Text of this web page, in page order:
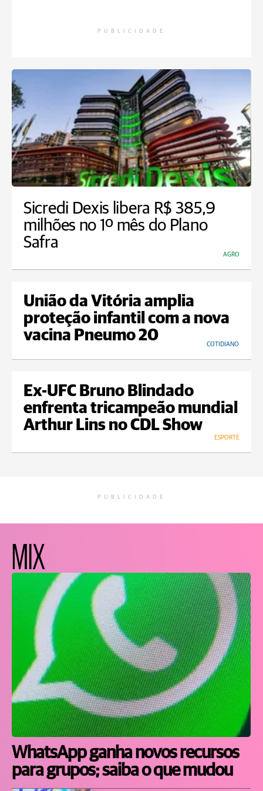
PUBLICIDADE
Sicredi Dexis libera R$ 385,9
milhões no 1º mês do Plano
Safra
AGRO
União da Vitória amplia
proteção infantil com a nova
vacina Pneumo 20
COTIDIANO
Ex-UFC Bruno Blindado
enfrenta tricampeão mundial
Arthur Lins no CDL Show
ESPORTE
PUBLICIDADE
MIX
WhatsApp ganha novos recursos
para grupos; saiba o que mudou